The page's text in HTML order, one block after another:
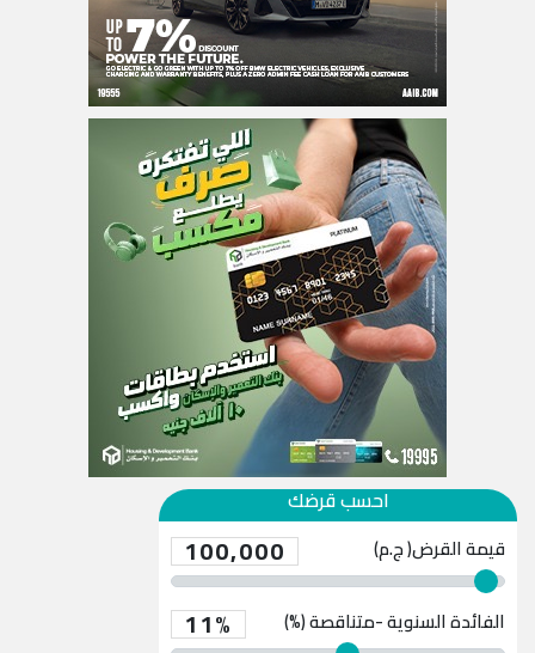
احسب قرضك
قيمة القرض( ج.م) 100,000
الفائدة السنوية -متناقصة (%) 11%